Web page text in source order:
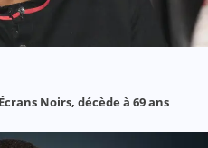
Noirs, décède à 69 ans